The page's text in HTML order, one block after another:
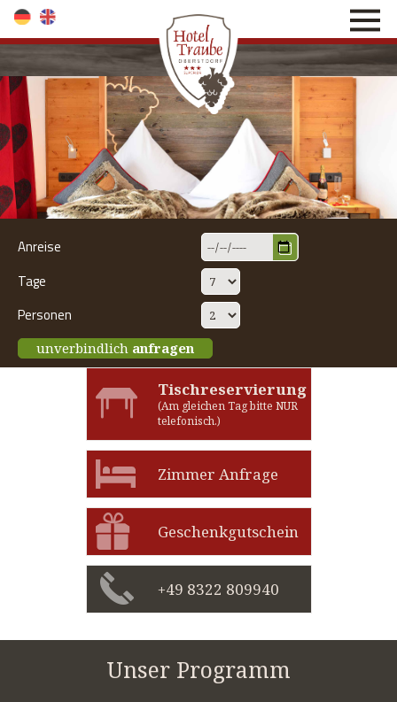
direkt zur Navigation
direkt zum Inhalt
Anreise
Tage
Personen
unverbindlich anfragen
Unser Programm
Tischreservierung
(Am gleichen Tag bitte NUR
telefonisch.)
Zimmer Anfrage
Geschenkgutschein
+49 8322 809940